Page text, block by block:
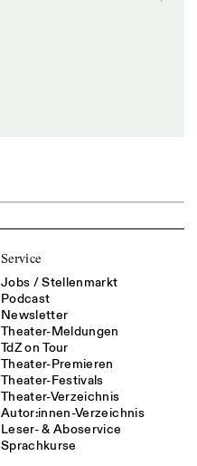
Service
Jobs / Stellenmarkt
Podcast
Newsletter
Theater-Meldungen
TdZ on Tour
Theater-Premieren
Theater-Festivals
Theater-Verzeichnis
Autor:innen-Verzeichnis
Leser- & Aboservice
Sprachkurse